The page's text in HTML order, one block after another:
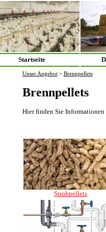
Startseite
Unser Angebot > Brennpellets
Brennpellets
Hier finden Sie Informationen
Strohpellets